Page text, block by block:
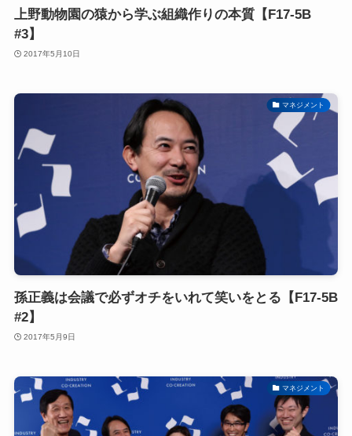
上野動物園の猿から学ぶ組織作りの本質【F17-5B
#3】
2017年5月10日
マネジメント
孫正義は会議で必ずオチをいれて笑いをとる【F17-5B
#2】
2017年5月9日
マネジメント